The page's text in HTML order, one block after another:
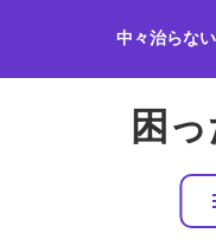
テ
中々治らな
困